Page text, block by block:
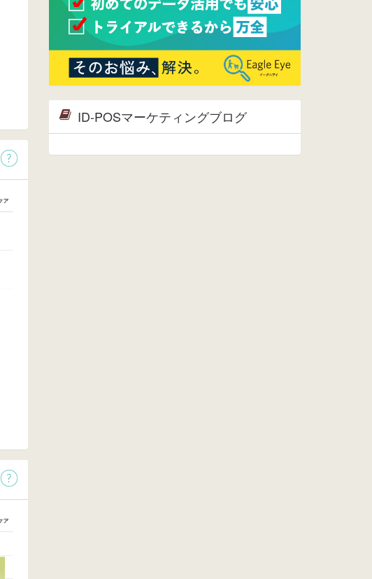
2015/04/30
Facebookページを開設しました。
詳細はこちら。
2015/04/20
ウレコンサイトリリースしました。
ID-POSマーケティングブログ